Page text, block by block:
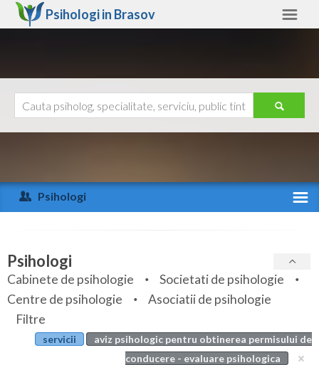
Psihologi in Brasov
Arad
Arges
Bihor
Bistrita-Nasaud
Botosani
Ajutor
Psihologi
Specialitati
Servicii
Articole
Evenimente
Psihologi
Cabinete de psihologie
Societati de psihologie
Centre de psihologie
Asociatii de psihologie
Filtre
servicii
aviz psihologic pentru obtinerea permisului de
conducere - evaluare psihologica